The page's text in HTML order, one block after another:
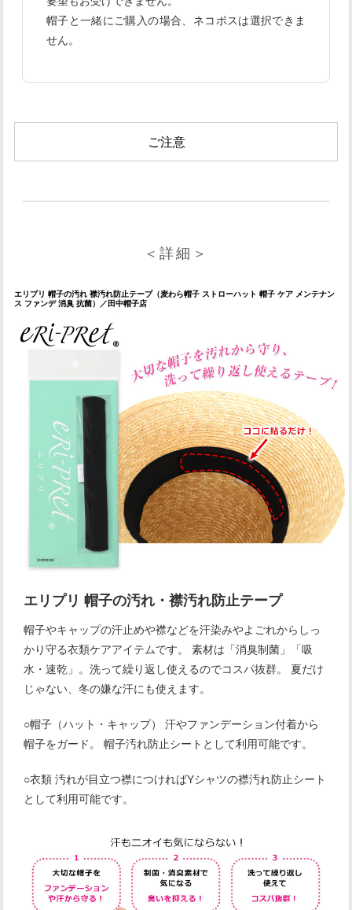
帽子と一緒にご購入の場合、ネコポスは選択できま
せん。
ご注意
＜詳細＞
エリプリ 帽子の汚れ 襟汚れ防止テープ（麦わら帽子 ストローハット 帽子 ケア メンテナン
ス ファンデ 消臭 抗菌）／田中帽子店
エリプリ 帽子の汚れ・襟汚れ防止テープ
帽子やキャップの汗止めや襟などを汗染みやよごれからしっ
かり守る衣類ケアアイテムです。 素材は「消臭制菌」「吸
水・速乾」。洗って繰り返し使えるのでコスパ抜群。 夏だけ
じゃない、冬の嫌な汗にも使えます。
○帽子（ハット・キャップ） 汗やファンデーション付着から
帽子をガード。 帽子汚れ防止シートとして利用可能です。
○衣類 汚れが目立つ襟につければYシャツの襟汚れ防止シート
として利用可能です。